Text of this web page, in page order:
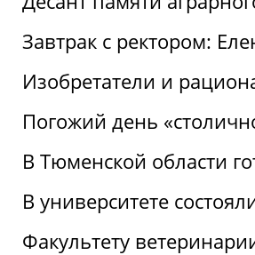
Завтрак с ректором:
Изобретатели и
Погожий день
В Тюменской области
В университете
Факультету